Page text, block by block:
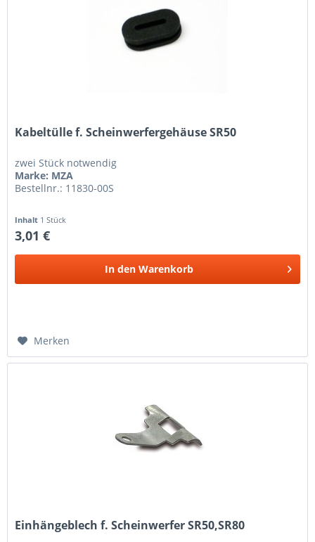
Kabeltülle f. Scheinwerfergehäuse SR50
zwei Stück notwendig
Marke: MZA
Bestellnr.: 11830-00S
Inhalt 1 Stück
3,01 €
In den Warenkorb
Merken
Einhängeblech f. Scheinwerfer SR50,SR80